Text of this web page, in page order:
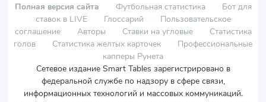
Полная версия сайта Футбольная статистика
Бот для
ставок в LIVE
Глоссарий
Пользовательское
соглашение
Авторы Ставки на угловые
Статистика
голов
Статистика желтых карточек
Профессиональные
капперы Рунета
Сетевое издание Smart Tables зарегистрировано в
федеральной службе по надзору в сфере связи,
информационных технологий и массовых коммуникаций.